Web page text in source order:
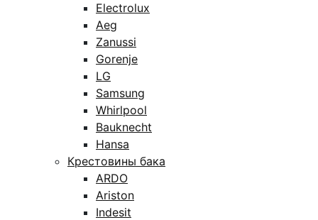
Electrolux
Aeg
Zanussi
Gorenje
LG
Samsung
Whirlpool
Bauknecht
Hansa
Крестовины бака
ARDO
Ariston
Indesit